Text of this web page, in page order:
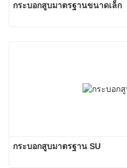
กระบอกสูบมาตรฐานขนาดเล็ก
กระบอกสูบมาตรฐาน SU